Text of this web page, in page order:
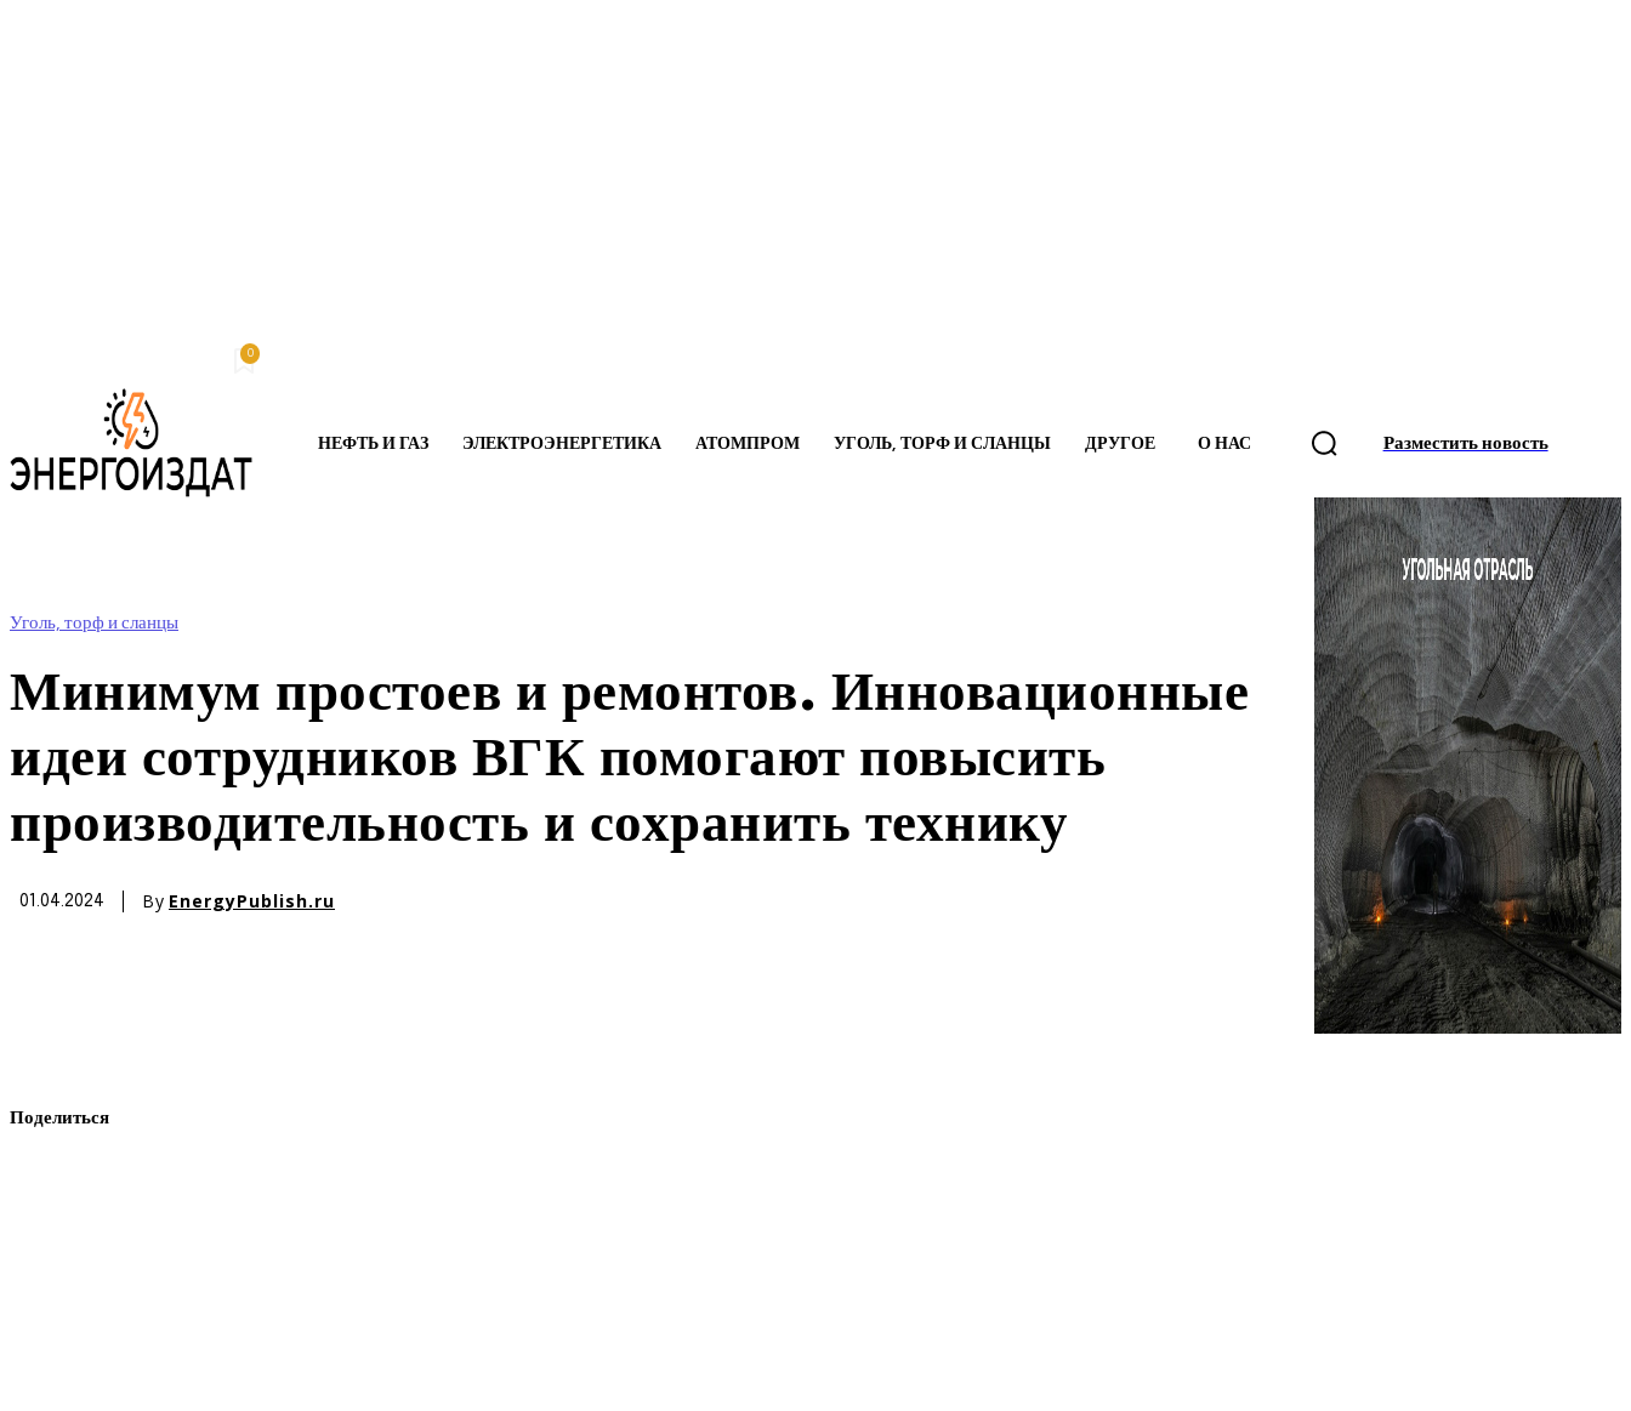
0
НЕФТЬ И ГАЗ ЭЛЕКТРОЭНЕРГЕТИКА АТОМПРОМ УГОЛЬ, ТОРФ И СЛАНЦЫ ДРУГОЕ О НАС Разместить новость
Уголь, торф и сланцы
Минимум простоев и ремонтов. Инновационные
идеи сотрудников ВГК помогают повысить
производительность и сохранить технику
01.04.2024 By EnergyPublish.ru
Поделиться